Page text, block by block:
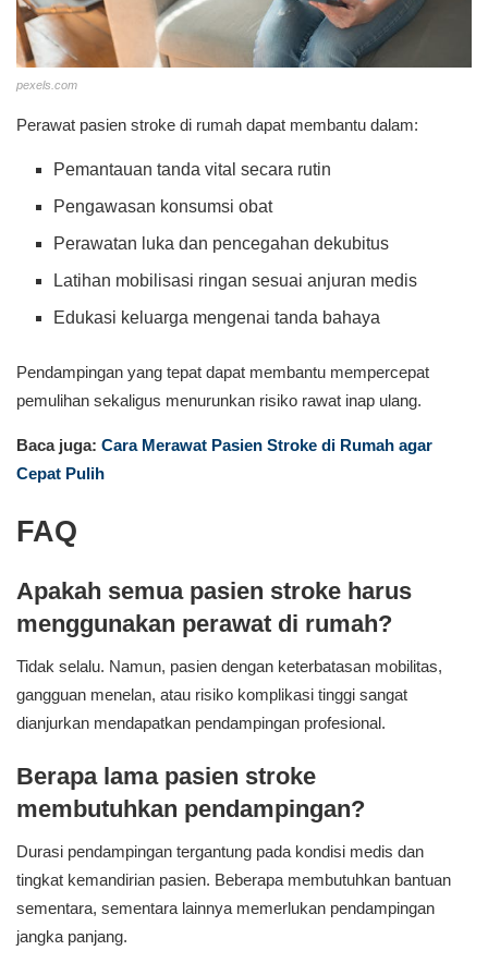
pexels.com
Perawat pasien stroke di rumah dapat membantu dalam:
Pemantauan tanda vital secara rutin
Pengawasan konsumsi obat
Perawatan luka dan pencegahan dekubitus
Latihan mobilisasi ringan sesuai anjuran medis
Edukasi keluarga mengenai tanda bahaya
Pendampingan yang tepat dapat membantu mempercepat
pemulihan sekaligus menurunkan risiko rawat inap ulang.
Baca juga: Cara Merawat Pasien Stroke di Rumah agar
Cepat Pulih
FAQ
Apakah semua pasien stroke harus
menggunakan perawat di rumah?
Tidak selalu. Namun, pasien dengan keterbatasan mobilitas,
gangguan menelan, atau risiko komplikasi tinggi sangat
dianjurkan mendapatkan pendampingan profesional.
Berapa lama pasien stroke
membutuhkan pendampingan?
Durasi pendampingan tergantung pada kondisi medis dan
tingkat kemandirian pasien. Beberapa membutuhkan bantuan
sementara, sementara lainnya memerlukan pendampingan
jangka panjang.